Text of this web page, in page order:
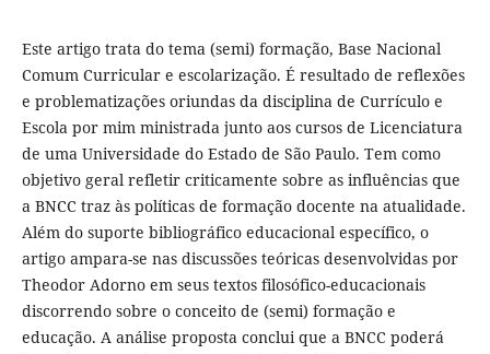
Este artigo trata do tema (semi) formação, Base Nacional
Comum Curricular e escolarização. É resultado de reflexões
e problematizações oriundas da disciplina de Currículo e
Escola por mim ministrada junto aos cursos de Licenciatura
de uma Universidade do Estado de São Paulo. Tem como
objetivo geral refletir criticamente sobre as influências que
a BNCC traz às políticas de formação docente na atualidade.
Além do suporte bibliográfico educacional específico, o
artigo ampara-se nas discussões teóricas desenvolvidas por
Theodor Adorno em seus textos filosófico-educacionais
discorrendo sobre o conceito de (semi) formação e
educação. A análise proposta conclui que a BNCC poderá